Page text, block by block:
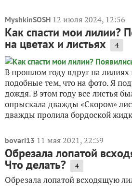
MyshkinSOSH 12 июля 2024, 12:56
Как спасти мои лилии?
на цветах и листьях 4
В прошлом году вдруг на лилиях
подобные тем, что на фото. Я
дождя. В этом году все листья
опрыскала дважды «Скором»
дважды пролила бордоской
bovari13 11 мая 2021, 22:39
Обрезала лопатой
Что делать? 4
Обрезала лопатой всходящую